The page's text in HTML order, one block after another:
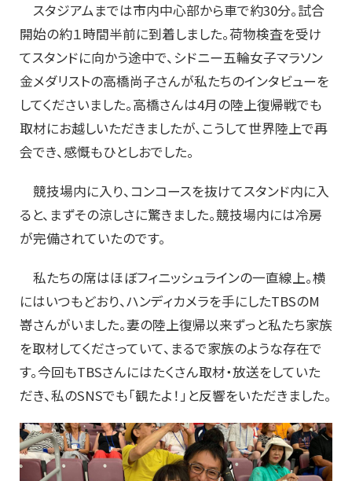
スタジアムまでは市内中心部から車で約30分。試合
開始の約１時間半前に到着しました。荷物検査を受け
てスタンドに向かう途中で、シドニー五輪女子マラソン
金メダリストの高橋尚子さんが私たちのインタビューを
してくださいました。高橋さんは4月の陸上復帰戦でも
取材にお越しいただきましたが、こうして世界陸上で再
会でき、感慨もひとしおでした。
競技場内に入り、コンコースを抜けてスタンド内に入
ると、まずその涼しさに驚きました。競技場内には冷房
が完備されていたのです。
私たちの席はほぼフィニッシュラインの一直線上。横
にはいつもどおり、ハンディカメラを手にしたTBSのM
嵜さんがいました。妻の陸上復帰以来ずっと私たち家族
を取材してくださっていて、まるで家族のような存在で
す。今回もTBSさんにはたくさん取材・放送をしていた
だき、私のSNSでも「観たよ！」と反響をいただきました。